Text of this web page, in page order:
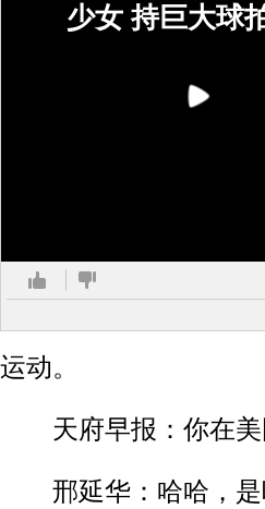
少女 持巨大球
运动。
天府早报：你在美
邢延华：哈哈，是